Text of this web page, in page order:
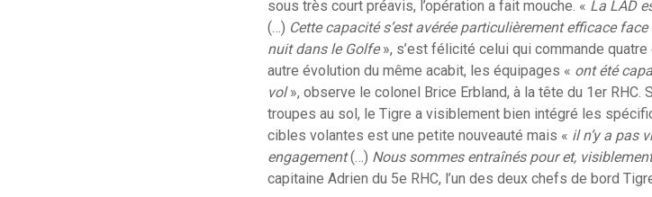
sous très court préavis, l’opération a fait mouche. « La LAD
(…) Cette capacité s’est avérée particulièrement efficace
nuit dans le Golfe», s’est félicité celui qui commande quatre
autre évolution du même acabit, les équipages « ont été
vol», observe le colonel Brice Erbland, à la tête du 1er RHC.
troupes au sol, le Tigre a visiblement bien intégré les
cibles volantes est une petite nouveauté mais « il n’y a pas
engagement(…) Nous sommes entraînés pour et,
capitaine Adrien du 5e RHC, l’un des deux chefs de bord